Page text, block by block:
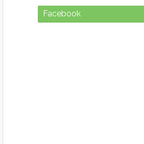
Facebook